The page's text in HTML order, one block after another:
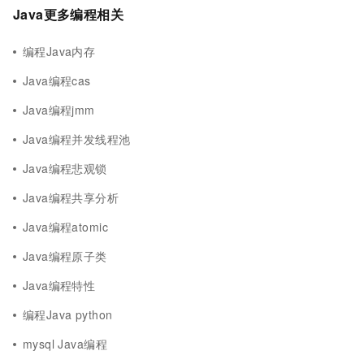
Java更多编程相关
编程Java内存
Java编程cas
Java编程jmm
Java编程并发线程池
Java编程悲观锁
Java编程共享分析
Java编程atomic
Java编程原子类
Java编程特性
编程Java python
mysql Java编程